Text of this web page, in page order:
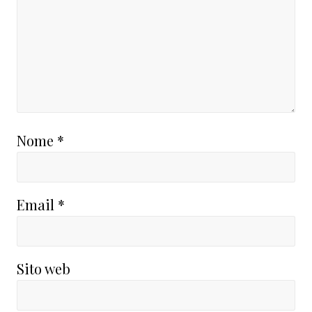
Nome *
Email *
Sito web